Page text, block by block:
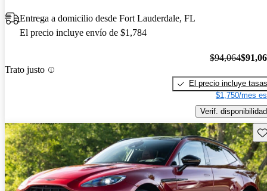
Entrega a domicilio desde Fort Lauderdale, FL
El precio incluye envío de $1,784
Trato justo
$94,064
El precio incluye tasas
$1,750/mes
Verif. disponibilidad